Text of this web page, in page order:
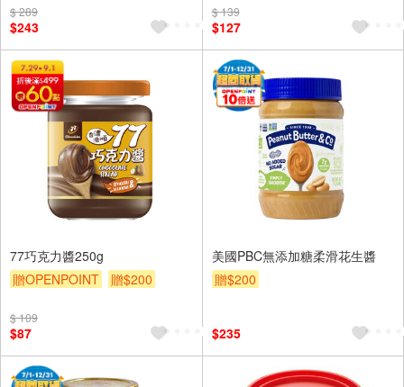
$ 289
$243
$ 139
$127
77巧克力醬250g
贈OPENPOINT
贈$200
$ 109
$87
美國PBC無添加糖柔滑花生醬
贈$200
$235